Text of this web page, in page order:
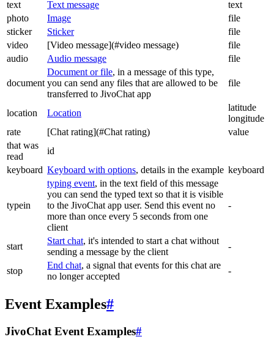
text
Text message
text
photo
Image
file
sticker
Sticker
file
video
[Video message](#video message)
file
audio
Audio message file
document
Document or file, in a message of this type,
you can send any files that are allowed to be
transferred to JivoChat app
file
location Location
latitude
longitude
rate
[Chat rating](#Chat rating)
value
that was
read
id
keyboard Keyboard with options, details in the example keyboard
typein
typing event, in the text field of this message
you can send the typed text so that it is visible
to the JivoChat app user. Send this event no
more than once every 5 seconds from one
client
-
start
Start chat, it's intended to start a chat without
sending a message by the client
-
stop
End chat, a signal that events for this chat are
no longer accepted
-
Event Examples#
JivoChat Event Examples#